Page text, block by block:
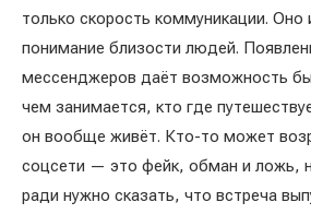
только скорость коммуникации.
понимание близости людей.
мессенджеров даёт возможность
чем занимается, кто где
он вообще живёт. Кто-то может
соцсети — это фейк, обман и ложь,
ради нужно сказать, что встреча